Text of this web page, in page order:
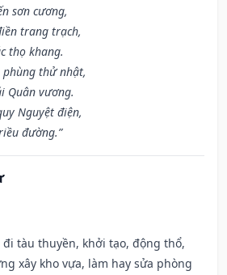
sơn cương,
trang trạch,
thọ khang.
thử nhật,
Quân vương.
Nguyệt điện,
đường.”
đi tàu thuyền, khởi tạo, động thổ,
xây kho vựa, làm hay sửa phòng